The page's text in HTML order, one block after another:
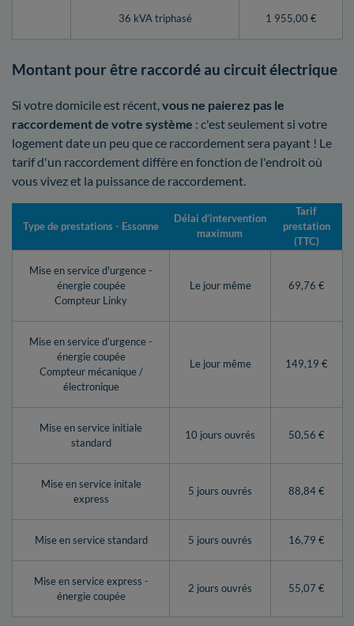
36 kVA triphasé 1 955,00 €
Montant pour être raccordé au circuit électrique
Si votre domicile est récent,vous ne paierez pas le
raccordement de votre système : c'est seulement si votre
logement date un peu que ce raccordement sera payant ! Le
tarif d'un raccordement diffère en fonction de l'endroit où
vous vivez et la puissance de raccordement.
Type de prestations - Essonne
Délai d’intervention
maximum
Tarif
prestation
(TTC)
Mise en service d'urgence -
énergie coupée
Compteur Linky
Le jour même 69,76 €
Mise en service d’urgence -
énergie coupée
Compteur mécanique /
électronique
Le jour même 149,19 €
Mise en service initiale
standard
10 jours ouvrés 50,56 €
Mise en service initale
express
5 jours ouvrés 88,84 €
Mise en service standard 5 jours ouvrés 16,79 €
Mise en service express -
énergie coupée
2 jours ouvrés 55,07 €